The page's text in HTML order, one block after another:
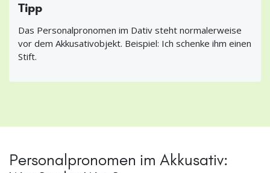
Tipp
Das Personalpronomen im Dativ steht normalerweise
vor dem Akkusativobjekt. Beispiel: Ich schenke ihm einen
Stift.
Personalpronomen im Akkusativ: